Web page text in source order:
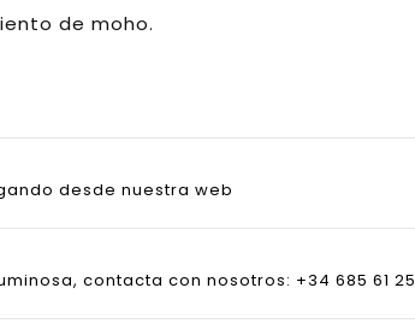
de moho.
desde nuestra web
contacta con nosotros: +34 685 61